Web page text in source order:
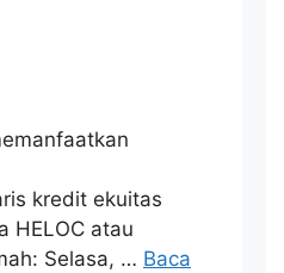
kredit ekuitas
HELOC atau
Selasa, … Baca